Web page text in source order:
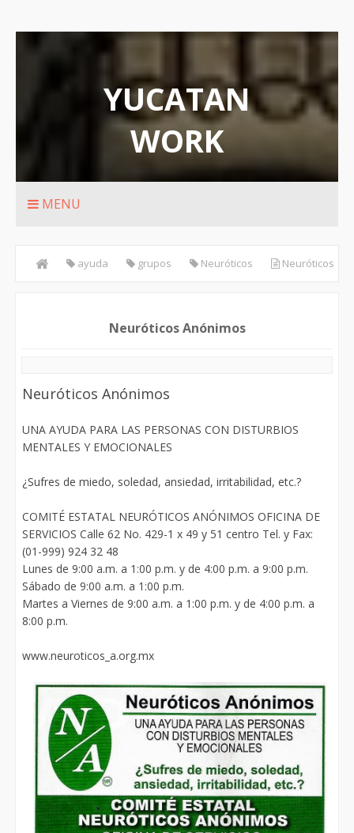
YUCATAN
WORK
Rutas de transporte urbanos de Merida
MENU
ayuda grupos Neuróticos Neuróticos
Neuróticos Anónimos
Neuróticos Anónimos
UNA AYUDA PARA LAS PERSONAS CON DISTURBIOS
MENTALES Y EMOCIONALES
¿Sufres de miedo, soledad, ansiedad, irritabilidad, etc.?
COMITÉ ESTATAL NEURÓTICOS ANÓNIMOS OFICINA DE
SERVICIOS Calle 62 No. 429-1 x 49 y 51 centro Tel. y Fax:
(01-999) 924 32 48
Lunes de 9:00 a.m. a 1:00 p.m. y de 4:00 p.m. a 9:00 p.m.
Sábado de 9:00 a.m. a 1:00 p.m.
Martes a Viernes de 9:00 a.m. a 1:00 p.m. y de 4:00 p.m. a
8:00 p.m.
www.neuroticos_a.org.mx